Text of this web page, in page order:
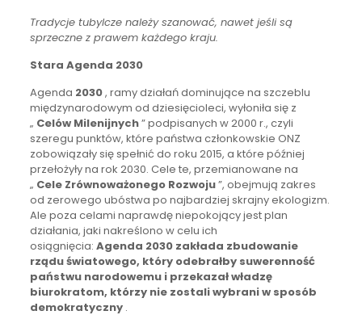
Tradycje tubylcze należy szanować, nawet jeśli są
sprzeczne z prawem każdego kraju.
Stara Agenda 2030
Agenda 2030, ramy działań dominujące na szczeblu
międzynarodowym od dziesięcioleci, wyłoniła się z
„ Celów Milenijnych” podpisanych w 2000 r., czyli
szeregu punktów, które państwa członkowskie ONZ
zobowiązały się spełnić do roku 2015, a które później
przełożyły na rok 2030. Cele te, przemianowane na
„ Cele Zrównoważonego Rozwoju”, obejmują zakres
od zerowego ubóstwa po najbardziej skrajny ekologizm.
Ale poza celami naprawdę niepokojący jest plan
działania, jaki nakreślono w celu ich
osiągnięcia: Agenda 2030 zakłada zbudowanie
rządu światowego, który odebrałby suwerenność
państwu narodowemu i przekazał władzę
biurokratom, którzy nie zostali wybrani w sposób
demokratyczny.